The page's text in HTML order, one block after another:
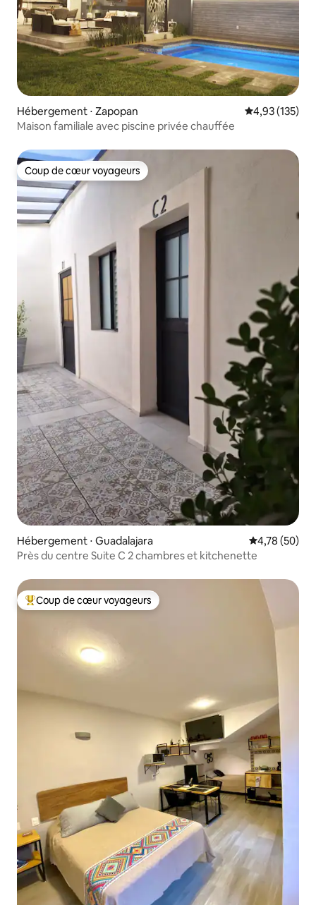
Hébergement ⋅ Zapopan Évaluation
4,93 (135)
Maison familiale avec piscine privée chauffée
Coup de cœur voyageurs
Coup de cœur voyageurs
Hébergement ⋅ Guadalajara Évaluation
4,78 (50)
Près du centre Suite C 2 chambres et kitchenette
Coups de cœur voyageurs les plus appréciés
Coup de cœur voyageurs